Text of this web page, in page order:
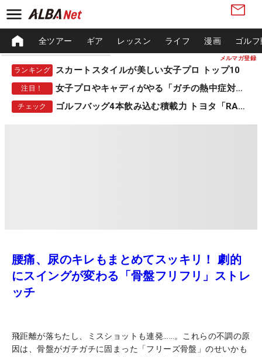
メルマガ登録
全ツアー ギア レッスン ライフ 漫画 ゴル
ランキング スカートスタイルが美しい女子プロ トップ10
注目！ 女子プロやキャディがやる「ガチの熱中症対策」
チェック ゴルフバッグ4本飲み込む積載力 トヨタ「RAV4」
腰痛、尿のキレもまとめてスッキリ！ 劇的
にスイングが変わる「骨盤フリフリ」ストレ
ッチ
飛距離が落ちたし、ミスショットも連発……。これらの不調の原
因は、骨盤がガチガチに固まった「フリーズ骨盤」のせいかも